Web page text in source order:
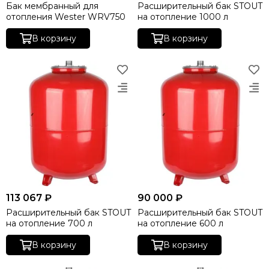
Бак мембранный для
отопления Wester WRV750
В корзину
Расширительный бак STOUT
на отопление 1000 л
В корзину
113 067 ₽
Расширительный бак STOUT
на отопление 700 л
В корзину
90 000 ₽
Расширительный бак STOUT
на отопление 600 л
В корзину